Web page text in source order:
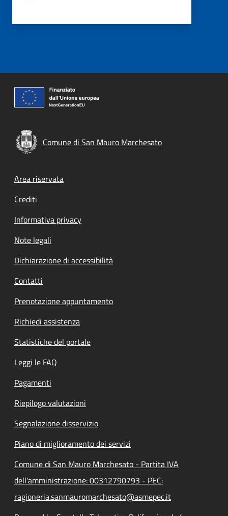
Comune di San Mauro Marchesato
Footer menu
Area riservata
Crediti
Informativa privacy
Note legali
Dichiarazione di accessibilità
Contatti
Prenotazione appuntamento
Richiedi assistenza
Statistiche del portale
Leggi le FAQ
Pagamenti
Riepilogo valutazioni
Segnalazione disservizio
Piano di miglioramento dei servizi
Comune di San Mauro Marchesato - Partita IVA
dell'amministrazione: 00312790793 - PEC:
ragioneria.sanmauromarchesato@asmepec.it